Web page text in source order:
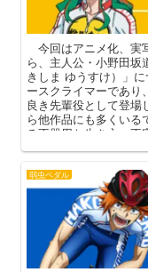
今回はアニメ化、実
ら、主人公・小野田坂
きしま ゆうすけ）」
ースクライマーであり
良き先輩役として登
ら他作品にも多くい
る不器用な生き方、
力を深掘りしていきま
弱虫ペダル